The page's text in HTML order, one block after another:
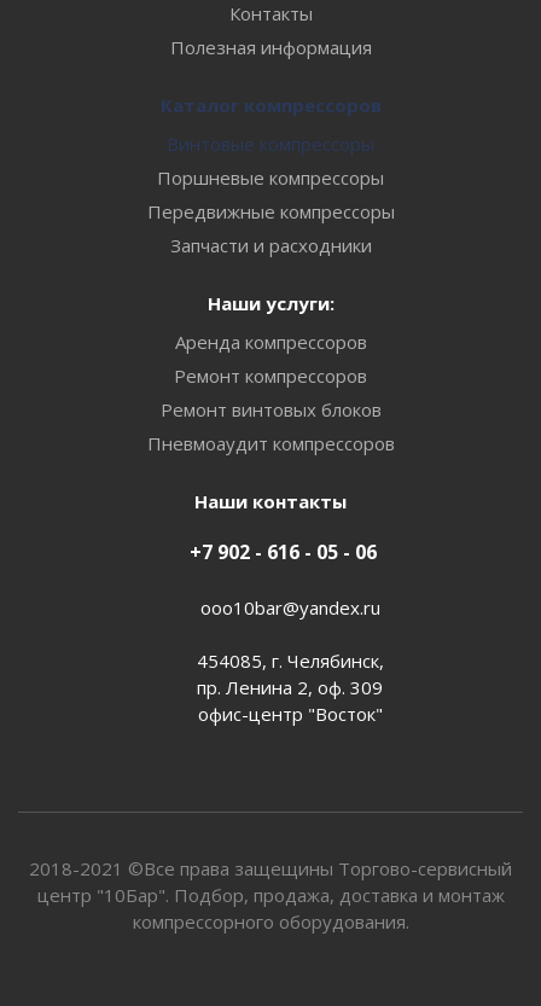
Контакты
Полезная информация
Каталог компрессоров
Винтовые компрессоры
Поршневые компрессоры
Передвижные компрессоры
Запчасти и расходники
Наши услуги:
Аренда компрессоров
Ремонт компрессоров
Ремонт винтовых блоков
Пневмоаудит компрессоров
Наши контакты
+7 902 - 616 - 05 - 06
ooo10bar@yandex.ru
454085, г. Челябинск,
пр. Ленина 2, оф. 309
офис-центр "Восток"
2018-2021 ©Все права защещины Торгово-сервисный
центр "10Бар". Подбор, продажа, доставка и монтаж
компрессорного оборудования.